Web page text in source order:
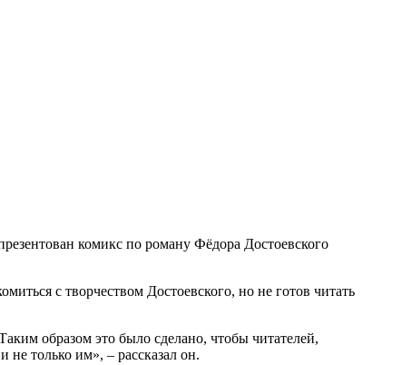
комикс по роману Фёдора Достоевского
с творчеством Достоевского, но не готов читать
образом это было сделано, чтобы читателей,
только им», – рассказал он.